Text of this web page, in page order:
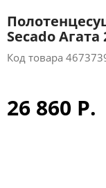
Secado
Код товара
26 860 Р.